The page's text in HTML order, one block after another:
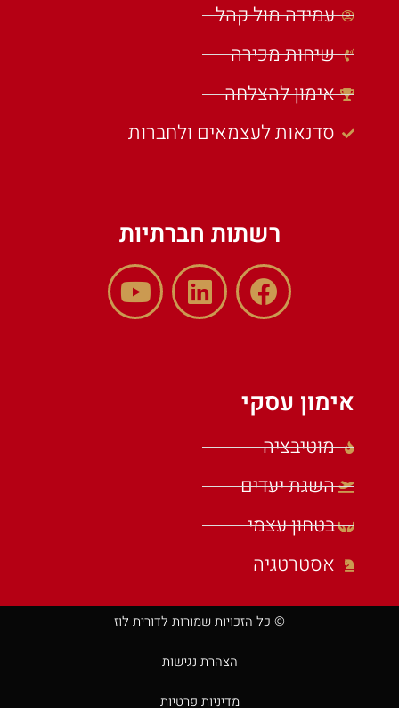
עמידה מול קהל
שיחות מכירה
אימון להצלחה
סדנאות לעצמאים ולחברות
רשתות חברתיות
אימון עסקי
מוטיבציה
השגת יעדים
בטחון עצמי
אסטרטגיה
© כל הזכויות שמורות לדורית לוז
הצהרת נגישות
מדיניות פרטיות